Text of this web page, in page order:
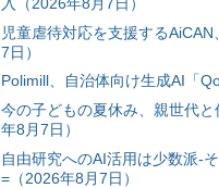
児童虐待対応を支援する
7日）
Polimill、自治体向け生成AI「
今の子どもの夏休み、親世代
年8月7日）
自由研究へのAI活用は少数派-
=（2026年8月7日）